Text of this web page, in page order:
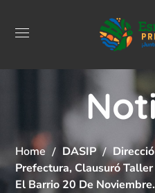
Home DASIP
Prefectura, Clausuró
El Barrio 20 De Noviembre.